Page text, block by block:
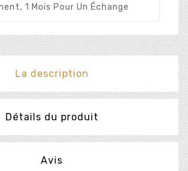
1 Mois Pour Un Échange
La description
Détails du produit
Avis